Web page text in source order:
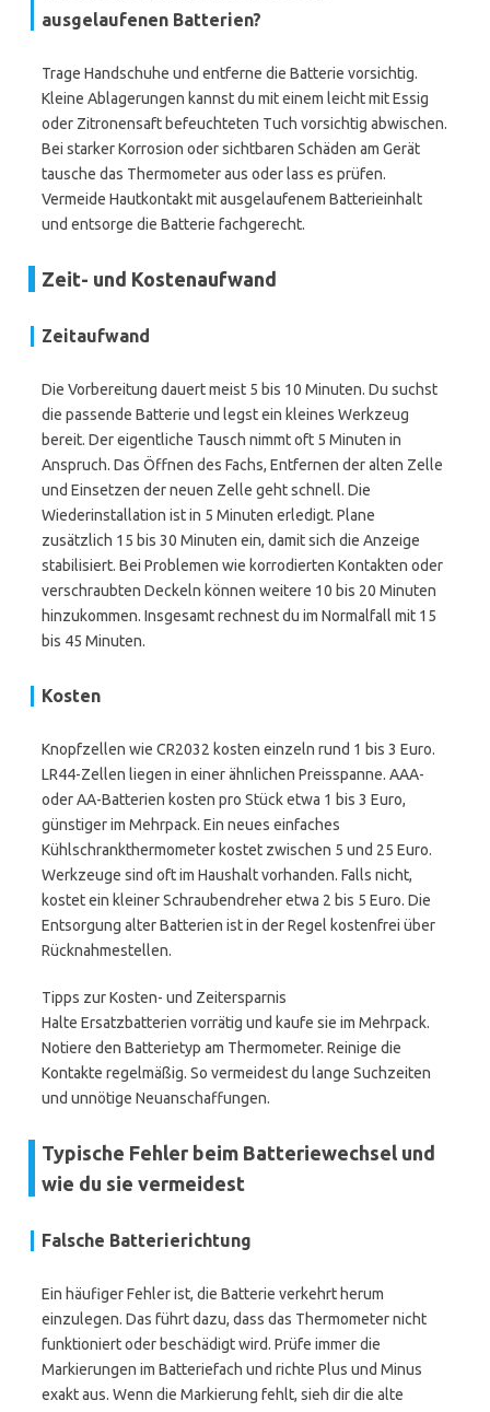
ausgelaufenen Batterien?
Trage Handschuhe und entferne die Batterie vorsichtig.
Kleine Ablagerungen kannst du mit einem leicht mit Essig
oder Zitronensaft befeuchteten Tuch vorsichtig abwischen.
Bei starker Korrosion oder sichtbaren Schäden am Gerät
tausche das Thermometer aus oder lass es prüfen.
Vermeide Hautkontakt mit ausgelaufenem Batterieinhalt
und entsorge die Batterie fachgerecht.
Zeit- und Kostenaufwand
Zeitaufwand
Die Vorbereitung dauert meist 5 bis 10 Minuten. Du suchst
die passende Batterie und legst ein kleines Werkzeug
bereit. Der eigentliche Tausch nimmt oft 5 Minuten in
Anspruch. Das Öffnen des Fachs, Entfernen der alten Zelle
und Einsetzen der neuen Zelle geht schnell. Die
Wiederinstallation ist in 5 Minuten erledigt. Plane
zusätzlich 15 bis 30 Minuten ein, damit sich die Anzeige
stabilisiert. Bei Problemen wie korrodierten Kontakten oder
verschraubten Deckeln können weitere 10 bis 20 Minuten
hinzukommen. Insgesamt rechnest du im Normalfall mit 15
bis 45 Minuten.
Kosten
Knopfzellen wie CR2032 kosten einzeln rund 1 bis 3 Euro.
LR44-Zellen liegen in einer ähnlichen Preisspanne. AAA-
oder AA-Batterien kosten pro Stück etwa 1 bis 3 Euro,
günstiger im Mehrpack. Ein neues einfaches
Kühlschrankthermometer kostet zwischen 5 und 25 Euro.
Werkzeuge sind oft im Haushalt vorhanden. Falls nicht,
kostet ein kleiner Schraubendreher etwa 2 bis 5 Euro. Die
Entsorgung alter Batterien ist in der Regel kostenfrei über
Rücknahmestellen.
Tipps zur Kosten- und Zeitersparnis
Halte Ersatzbatterien vorrätig und kaufe sie im Mehrpack.
Notiere den Batterietyp am Thermometer. Reinige die
Kontakte regelmäßig. So vermeidest du lange Suchzeiten
und unnötige Neuanschaffungen.
Typische Fehler beim Batteriewechsel und
wie du sie vermeidest
Falsche Batterierichtung
Ein häufiger Fehler ist, die Batterie verkehrt herum
einzulegen. Das führt dazu, dass das Thermometer nicht
funktioniert oder beschädigt wird. Prüfe immer die
Markierungen im Batteriefach und richte Plus und Minus
exakt aus. Wenn die Markierung fehlt, sieh dir die alte